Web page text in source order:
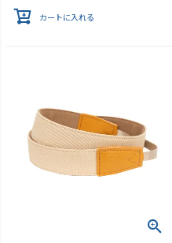
カートに入れる